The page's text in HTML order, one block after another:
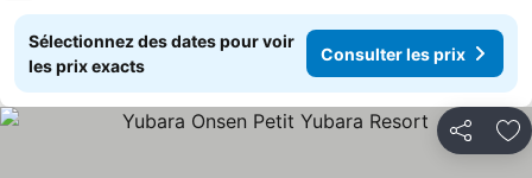
Sélectionnez des dates pour voir
les prix exacts
Consulter les prix
Partager